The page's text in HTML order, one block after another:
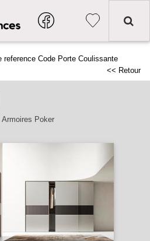
reference Code Porte Coulissante
<< Retour
Poker